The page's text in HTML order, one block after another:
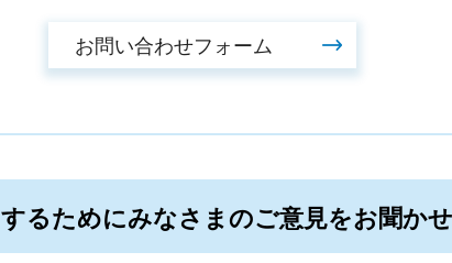
るためにみなさまのご意見をお聞か